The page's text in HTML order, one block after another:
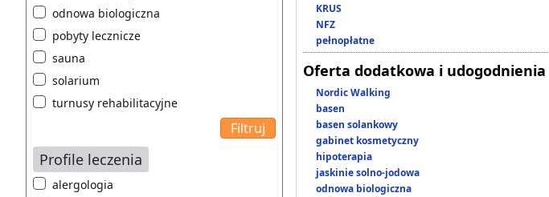
odnowa biologiczna
pobyty lecznicze
sauna
solarium
turnusy rehabilitacyjne
Profile leczenia
alergologia
KRUS
NFZ
pełnopłatne
Oferta dodatkowa i udogodnienia
Nordic Walking
basen
basen solankowy
gabinet kosmetyczny
hipoterapia
jaskinie solno-jodowa
odnowa biologiczna